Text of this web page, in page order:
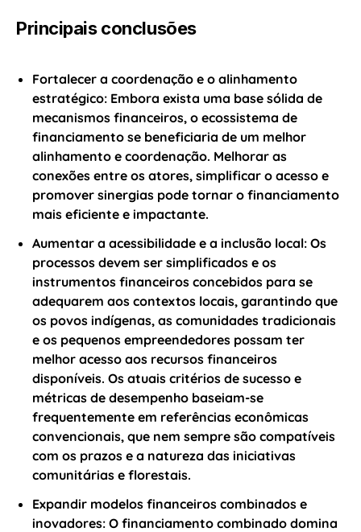
Principais conclusões
Fortalecer a coordenação e o alinhamento
estratégico: Embora exista uma base sólida de
mecanismos financeiros, o ecossistema de
financiamento se beneficiaria de um melhor
alinhamento e coordenação. Melhorar as
conexões entre os atores, simplificar o acesso e
promover sinergias pode tornar o financiamento
mais eficiente e impactante.
Aumentar a acessibilidade e a inclusão local: Os
processos devem ser simplificados e os
instrumentos financeiros concebidos para se
adequarem aos contextos locais, garantindo que
os povos indígenas, as comunidades tradicionais
e os pequenos empreendedores possam ter
melhor acesso aos recursos financeiros
disponíveis. Os atuais critérios de sucesso e
métricas de desempenho baseiam-se
frequentemente em referências econômicas
convencionais, que nem sempre são compatíveis
com os prazos e a natureza das iniciativas
comunitárias e florestais.
Expandir modelos financeiros combinados e
inovadores: O financiamento combinado domina